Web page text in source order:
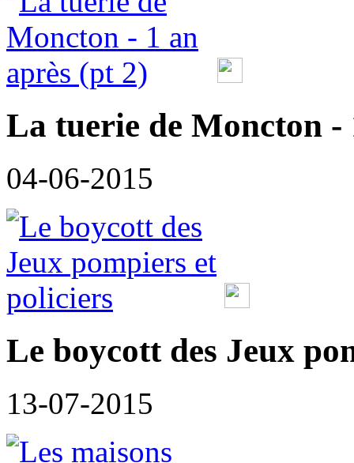
La tuerie de Moncton -
04-06-2015
Le boycott des Jeux
13-07-2015